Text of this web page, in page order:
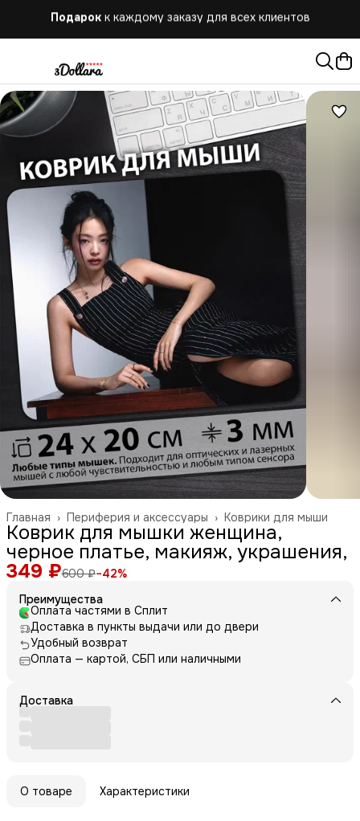
Коврики для мыши
Периферия и аксессуары ›
Главная ›
Коврик для мышки женщина,
черное платье, макияж, украшения,
349 ₽600 ₽−42%
Преимущества
Оплата частями в Сплит
Доставка в пункты выдачи или до двери
Удобный возврат
Оплата — картой, СБП или наличными
Доставка
О товаре Характеристики